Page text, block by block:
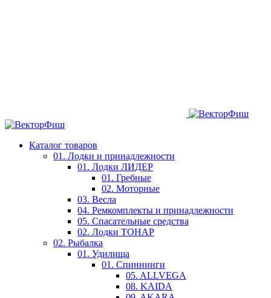
Каталог товаров
01. Лодки и принадлежности
01. Лодки ЛИДЕР
01. Гребные
02. Моторные
03. Весла
04. Ремкомплекты и принадлежности
05. Спасательные средства
02. Лодки ТОНАР
02. Рыбалка
01. Удилища
01. Спиннинги
05. ALLVEGA
08. KAIDA